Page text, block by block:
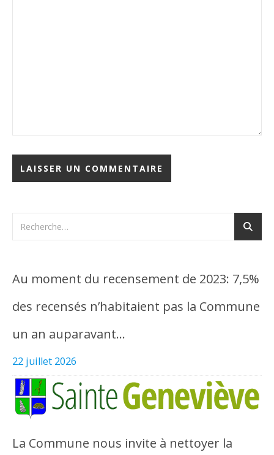
Au moment du recensement de 2023: 7,5%
des recensés n’habitaient pas la Commune
un an auparavant…
22 juillet 2026
La Commune nous invite à nettoyer la